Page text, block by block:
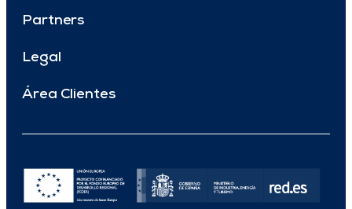
Partners
Legal
Área Clientes